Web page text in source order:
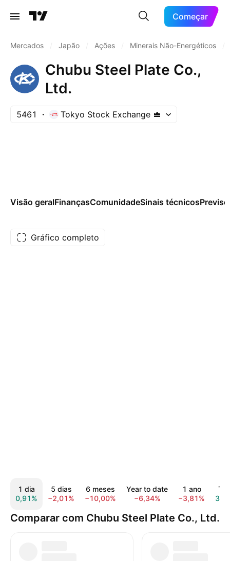
Começar
Mercados Japão Ações Minerais Não-Energéticos
Chubu Steel Plate Co.,
Ltd.
5461 Tokyo Stock Exchange
Visão geralFinançasComunidadeSinais técnicos
Gráfico completo
1 dia
0,91%
5 dias
−2,01%
6 meses
−10,00%
Year to date
−6,34%
1 ano
−3,81%
Comparar com Chubu Steel Plate Co., Ltd.